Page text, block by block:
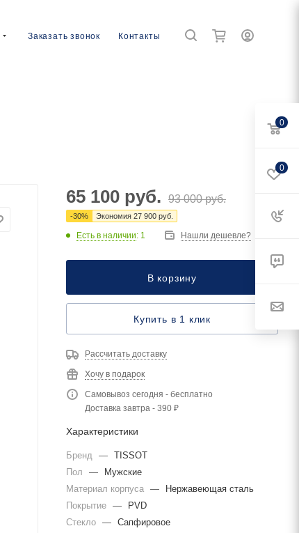
Заказать звонок Контакты
65 100 руб. 93 000руб.
-30% Экономия 27 900 руб.
Есть в наличии: 1 Нашли дешевле?
В корзину
Купить в 1 клик
Рассчитать доставку
Хочу в подарок
Самовывоз сегодня - бесплатно
Доставка завтра - 390 ₽
Характеристики
Бренд — TISSOT
Пол
—
Мужские
Материал корпуса —
Нержавеющая сталь
Покрытие —
PVD
Стекло — Сапфировое
0
0